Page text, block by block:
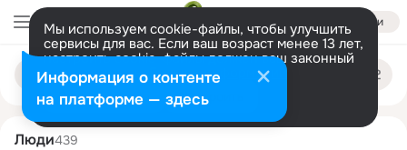
Войти
Мы используем cookie-файлы, чтобы улучшить
сервисы для вас. Если ваш возраст менее 13 лет,
настроить cookie-файлы должен ваш законный
представитель. Больше информации
Разрешить все Настроить
Поиск
людям
aleksandr zaets
Люди439
Информация о контенте
на платформе — здесь